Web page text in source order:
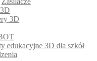
3D
edukacyjne 3D dla szkół